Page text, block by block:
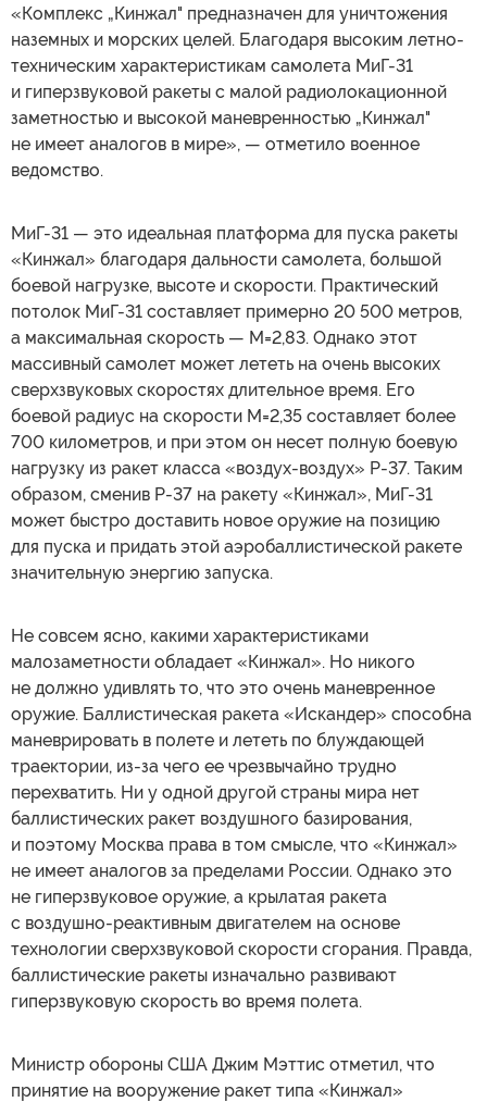
«Комплекс „Кинжал" предназначен для уничтожения
наземных и морских целей. Благодаря высоким летно-
техническим характеристикам самолета МиГ-31
и гиперзвуковой ракеты с малой радиолокационной
заметностью и высокой маневренностью „Кинжал"
не имеет аналогов в мире», — отметило военное
ведомство.
МиГ-31 — это идеальная платформа для пуска ракеты
«Кинжал» благодаря дальности самолета, большой
боевой нагрузке, высоте и скорости. Практический
потолок МиГ-31 составляет примерно 20 500 метров,
а максимальная скорость — М=2,83. Однако этот
массивный самолет может лететь на очень высоких
сверхзвуковых скоростях длительное время. Его
боевой радиус на скорости М=2,35 составляет более
700 километров, и при этом он несет полную боевую
нагрузку из ракет класса «воздух-воздух» Р-37. Таким
образом, сменив Р-37 на ракету «Кинжал», МиГ-31
может быстро доставить новое оружие на позицию
для пуска и придать этой аэробаллистической ракете
значительную энергию запуска.
Не совсем ясно, какими характеристиками
малозаметности обладает «Кинжал». Но никого
не должно удивлять то, что это очень маневренное
оружие. Баллистическая ракета «Искандер» способна
маневрировать в полете и лететь по блуждающей
траектории, из-за чего ее чрезвычайно трудно
перехватить. Ни у одной другой страны мира нет
баллистических ракет воздушного базирования,
и поэтому Москва права в том смысле, что «Кинжал»
не имеет аналогов за пределами России. Однако это
не гиперзвуковое оружие, а крылатая ракета
с воздушно-реактивным двигателем на основе
технологии сверхзвуковой скорости сгорания. Правда,
баллистические ракеты изначально развивают
гиперзвуковую скорость во время полета.
Министр обороны США Джим Мэттис отметил, что
принятие на вооружение ракет типа «Кинжал»